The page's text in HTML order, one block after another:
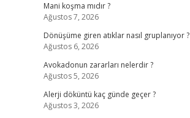
Mani koşma mıdır ?
Ağustos 7, 2026
Dönüşüme giren atıklar nasıl gruplanıyor ?
Ağustos 6, 2026
Avokadonun zararları nelerdir ?
Ağustos 5, 2026
Alerji döküntü kaç günde geçer ?
Ağustos 3, 2026